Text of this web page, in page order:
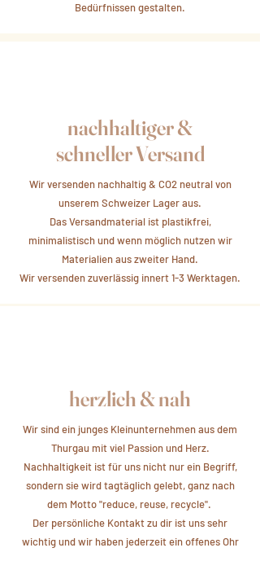
Bedürfnissen gestalten.
nachhaltiger &
schneller Versand
Wir versenden nachhaltig & CO2 neutral von
unserem Schweizer Lager aus.
Das Versandmaterial ist plastikfrei,
minimalistisch und wenn möglich nutzen wir
Materialien aus zweiter Hand.
Wir versenden zuverlässig innert 1-3 Werktagen.
herzlich & nah
Wir sind ein junges Kleinunternehmen aus dem
Thurgau mit viel Passion und Herz.
Nachhaltigkeit ist für uns nicht nur ein Begriff,
sondern sie wird tagtäglich gelebt, ganz nach
dem Motto "reduce, reuse, recycle".
Der persönliche Kontakt zu dir ist uns sehr
wichtig und wir haben jederzeit ein offenes Ohr